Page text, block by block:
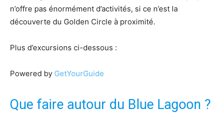
n’offre pas énormément d’activités, si ce n’est la
découverte du Golden Circle à proximité.
Plus d’excursions ci-dessous :
Powered by GetYourGuide
Que faire autour du Blue Lagoon ?